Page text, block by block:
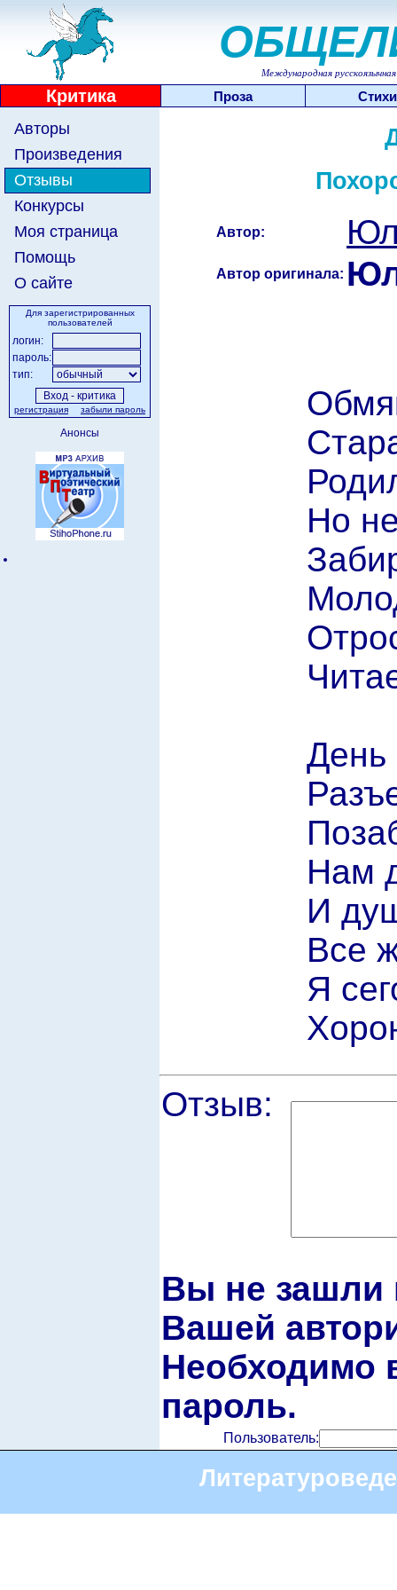
Международная
Критика Проза Стихи
Авторы
Произведения
Отзывы
Конкурсы
Моя страница
Помощь
О сайте
Для зарегистрированных
пользователей
логин:
пароль:
тип:
регистрация забыли пароль
Анонсы
Автор:
Автор оригинала:
Но
День
Нам
И
Все
Я
Отзыв:
Вы не зашли
Вашей
Необходимо
пароль.
Пользователь: